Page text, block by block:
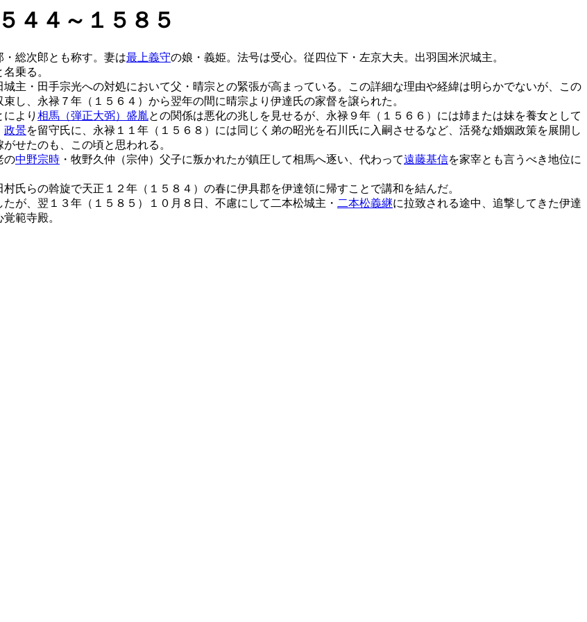
４４～１５８５
総次郎とも称す。妻は最上義守の娘・義姫。法号は受心。従四位下・左京大夫。出羽国米沢城主。
乗る。
主・田手宗光への対処において父・晴宗との緊張が高まっている。この詳細な理由や経緯は明らかでないが、この
束し、永禄７年（１５６４）から翌年の間に晴宗より伊達氏の家督を譲られた。
より 相馬（弾正大弼）盛胤との関係は悪化の兆しを見せるが、永禄９年（１５６６）には姉または妹を養女として
政景を留守氏に、永禄１１年（１５６８）には同じく弟の昭光を石川氏に入嗣させるなど、活発な婚姻政策を展開し
せたのも、この頃と思われる。
の中野宗時 ・牧野久仲（宗仲）父子に叛かれたが鎮圧して相馬へ逐い、代わって遠藤基信を家宰とも言うべき地位に
氏らの斡旋で天正１２年（１５８４）の春に伊具郡を伊達領に帰すことで講和を結んだ。
が、翌１３年（１５８５）１０月８日、不慮にして二本松城主・ 二本松義継に拉致される途中、追撃してきた伊達
範寺殿。